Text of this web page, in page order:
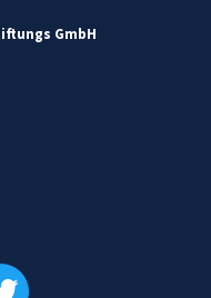
GmbH